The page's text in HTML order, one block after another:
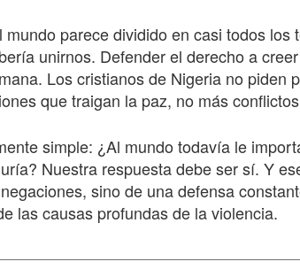
parece dividido en casi todos los
unirnos. Defender el derecho a
Los cristianos de Nigeria no piden
que traigan la paz, no más
simple: ¿Al mundo todavía le
Nuestra respuesta debe ser sí. Y
sino de una defensa
las causas profundas de la violencia.